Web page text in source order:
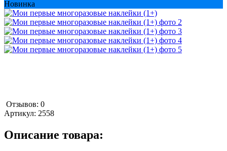
Новинка
Отзывов: 0
Артикул: 2558
Описание товара: